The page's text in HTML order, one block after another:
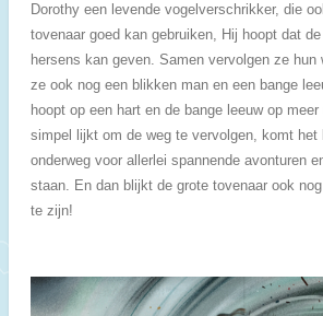
Dorothy een levende vogelverschrikker, die
tovenaar goed kan gebruiken, Hij hoopt dat
hersens kan geven. Samen vervolgen ze hun
ze ook nog een blikken man en een bange
hoopt op een hart en de bange leeuw op
simpel lijkt om de weg te vervolgen, komt het
onderweg voor allerlei spannende avonturen
staan. En dan blijkt de grote tovenaar ook
te zijn!